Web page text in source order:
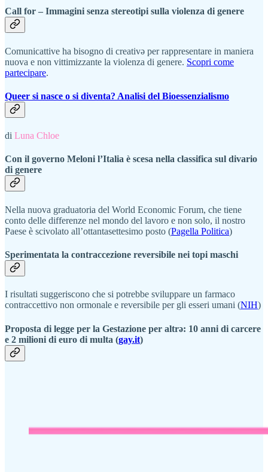
Call for – Immagini senza stereotipi sulla violenza di genere
Comunicattive ha bisogno di creativə per rappresentare in maniera
nuova e non vittimizzante la violenza di genere. Scopri come
partecipare.
Queer si nasce o si diventa? Analisi del Bioessenzialismo
di Luna Chloe
Con il governo Meloni l’Italia è scesa nella classifica sul divario
di genere
Nella nuova graduatoria del World Economic Forum, che tiene
conto delle differenze nel mondo del lavoro e non solo, il nostro
Paese è scivolato all’ottantasettesimo posto (Pagella Politica)
Sperimentata la contraccezione reversibile nei topi maschi
I risultati suggeriscono che si potrebbe sviluppare un farmaco
contraccettivo non ormonale e reversibile per gli esseri umani (NIH)
Proposta di legge per la Gestazione per altrə: 10 anni di carcere
e 2 milioni di euro di multa (gay.it)